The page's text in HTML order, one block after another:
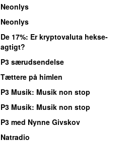
Neonlys
Neonlys
De 17%: Er kryptovaluta hekse-
agtigt?
P3 særudsendelse
Tættere på himlen
P3 Musik: Musik non stop
P3 Musik: Musik non stop
P3 med Nynne Givskov
Natradio